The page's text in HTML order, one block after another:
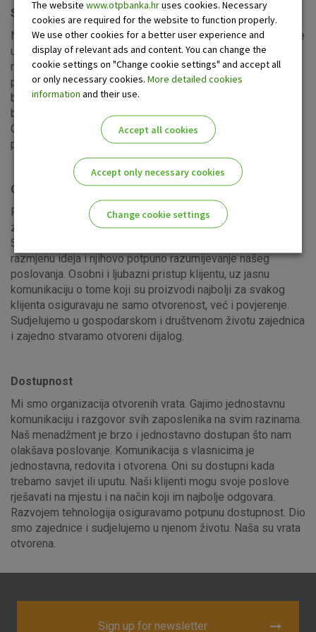
Sigurnost
Naši zaposlenici uživaju osobnu sigurnost i imaju povjerenje
u predanost banke da ulaže u razvoj sigurnosti. Ulažemo u
razvoj sigurnosti i poštujemo standarde kojima ostvarujemo
povjerenje vlasnika u naše dobro upravljanje imovinom
banke. Sigurnost klijenata i njihovih uloga je načelo kojim se
bezuvjetno vodimo u poslovanju te organizaciji banke.
Osiguravamo stalni izvor prihoda zajednicama i time
povećavamo njihovu materijalnu i društvenu sigurnost.
Otvorenost
Razvijamo kulturu dijaloga i poštujemo mišljenje svakog
zaposlenika. Komuniciramo otvoreno o svim pitanjima.
Stalnim dijalogom s našim vlasnicima nastojimo osigurati
razmjenu ideja i njihovo potpuno razumijevanje našeg
poslovanja. Osobni i ljubazni pristup klijentu, uz jasnu
komunikaciju o tome koji su proizvodi najbolji za svakog
klijenta osiguravaju ne samo otvorenost, već i povjerenje.
Sudjelujemo u gospodarskom i društvenom životu zajednica
i zajedno stvaramo otvoreni dijalog.
Dostupnost
Mi smo organizacija otvorenih vrata. Gajimo jednostavnu
komunikaciju i razgovor svih zaposlenika na svim razinama.
Naš menadžment je brzo i jednostavno dostupan što nam
olakšava poslovanje. Komunikacija s vlasnicima je
jednostavna, redovita i otvorena. Oni su dostupni kada
trebamo savjet ili uputu. Naši klijenti mogu svoje poslove
rješavati na mjestu i na način koji im najbolje odgovara.
Razvojem tehnologija osiguravamo potpunu dostupnost. Dio
smo zajednice i sudjelujemo u njenom životu. Naša su vrata
otvorena.
Sign up for newsletter
The website www.otpbanka.hruses cookies. Necessary
cookies are required for the website to function properly.
We use other cookies for a better user experience and
display of relevant ads and content. You can change the
cookie settings on "Change cookie settings" and accept all
or only necessary cookies. More detailed cookies
information and their use.
Accept all cookies
Accept only necessary cookies
Change cookie settings
I agree to the use of the above cookie settings
Essential cookies
These cookies guarantee the proper functioning of the
website, enhance the user experience and collect
information about the use of the website without identifying
visitors.